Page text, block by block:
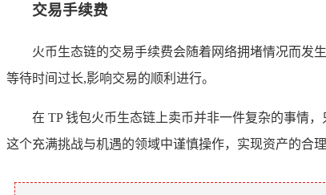
交易手续费
火币生态链的交易手续费会随着网络拥堵情况而发
等待时间过长,影响交易的顺利进行。
在 TP 钱包火币生态链上卖币并非一件复杂的事情
这个充满挑战与机遇的领域中谨慎操作，实现资产的合